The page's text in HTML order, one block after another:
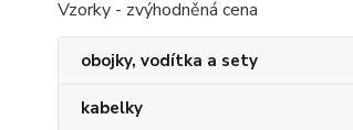
Vzorky - zvýhodněná cena
obojky, vodítka a sety
kabelky